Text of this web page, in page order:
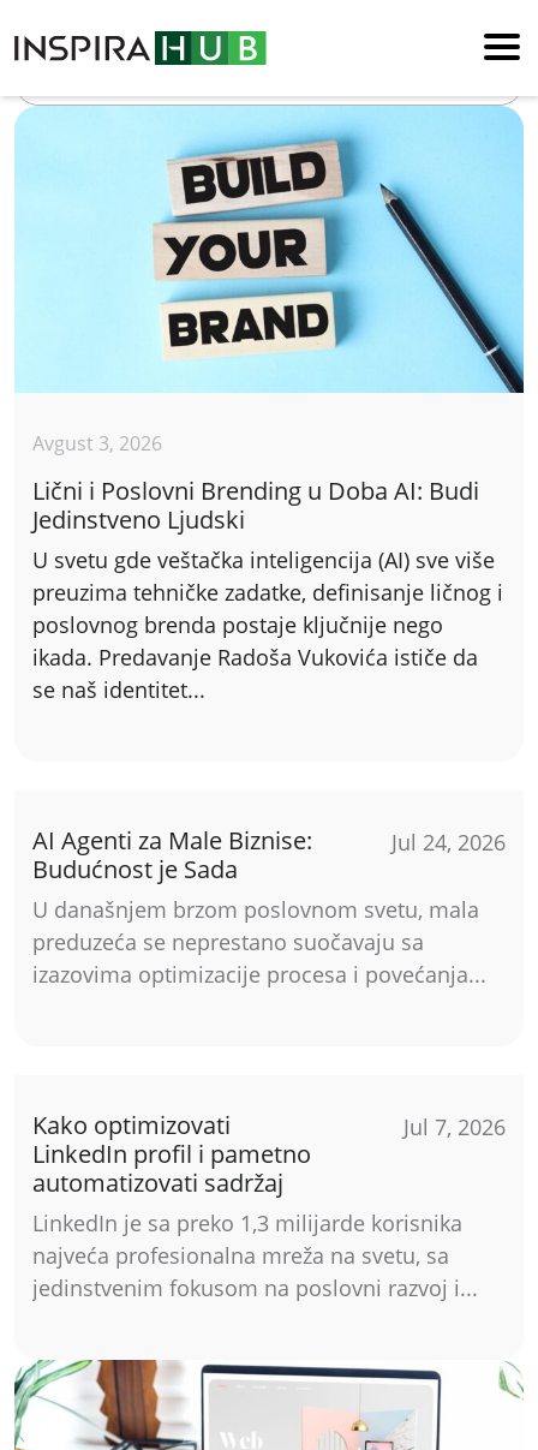
Blog
Avgust 3, 2026
Lični i Poslovni Brending u Doba AI: Budi
Jedinstveno Ljudski
U svetu gde veštačka inteligencija (AI) sve više
preuzima tehničke zadatke, definisanje ličnog i
poslovnog brenda postaje ključnije nego
ikada. Predavanje Radoša Vukovića ističe da
se naš identitet...
AI Agenti za Male Biznise:
Budućnost je Sada
Jul 24, 2026
U današnjem brzom poslovnom svetu, mala
preduzeća se neprestano suočavaju sa
izazovima optimizacije procesa i povećanja...
Kako optimizovati
LinkedIn profil i pametno
automatizovati sadržaj
Jul 7, 2026
LinkedIn je sa preko 1,3 milijarde korisnika
najveća profesionalna mreža na svetu, sa
jedinstvenim fokusom na poslovni razvoj i...